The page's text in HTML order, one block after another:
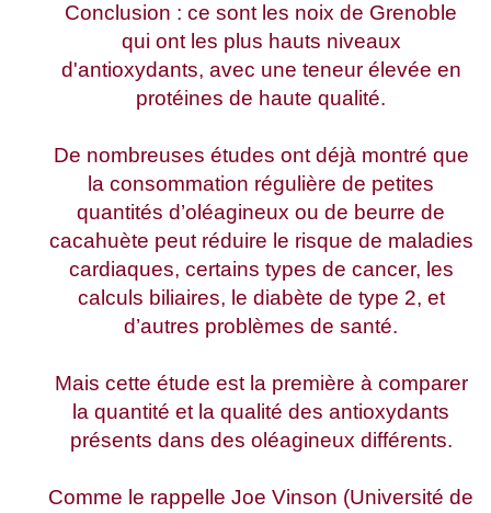
Conclusion : ce sont les noix de Grenoble
qui ont les plus hauts niveaux
d'antioxydants, avec une teneur élevée en
protéines de haute qualité.
De nombreuses études ont déjà montré que
la consommation régulière de petites
quantités d’oléagineux ou de beurre de
cacahuète peut réduire le risque de maladies
cardiaques, certains types de cancer, les
calculs biliaires, le diabète de type 2, et
d’autres problèmes de santé.
Mais cette étude est la première à comparer
la quantité et la qualité des antioxydants
présents dans des oléagineux différents.
Comme le rappelle Joe Vinson (Université de